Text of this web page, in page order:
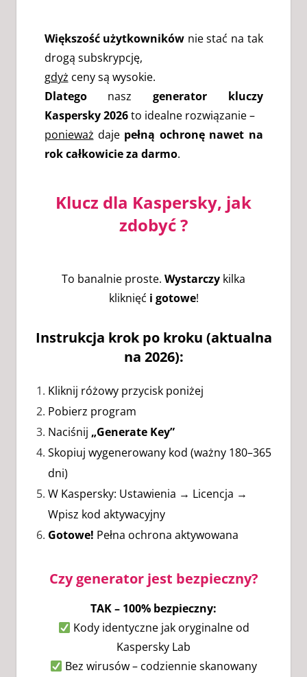
Większość użytkowników nie stać na tak
drogą subskrypcję,
gdyż ceny są wysokie.
Dlategonasz generator kluczy
Kaspersky 2026to idealne rozwiązanie –
ponieważ daje pełną ochronę nawet na
rok całkowicie za darmo.
Klucz dla Kaspersky, jak
zdobyć ?
To banalnie proste. Wystarczy kilka
kliknięć i gotowe!
Instrukcja krok po kroku (aktualna
na 2026):
Kliknij różowy przycisk poniżej
Pobierz program
Naciśnij „Generate Key”
Skopiuj wygenerowany kod (ważny 180–365
dni)
W Kaspersky: Ustawienia → Licencja →
Wpisz kod aktywacyjny
Gotowe! Pełna ochrona aktywowana
Czy generator jest bezpieczny?
TAK – 100% bezpieczny:
Kody identyczne jak oryginalne od
Kaspersky Lab
Bez wirusów – codziennie skanowany